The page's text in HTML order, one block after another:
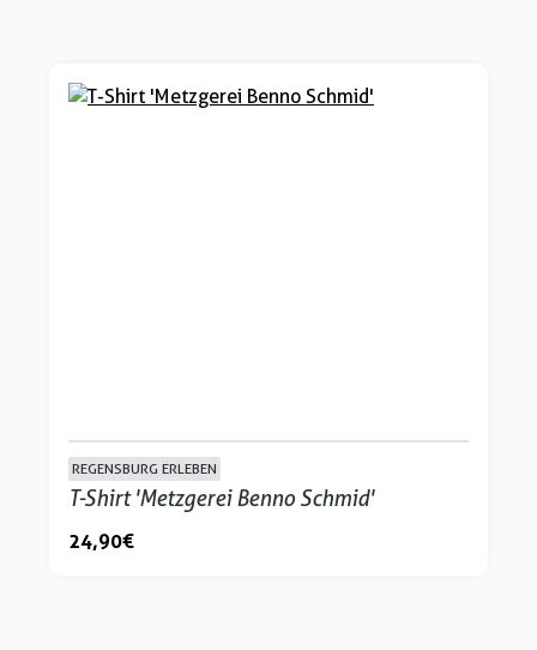
REGENSBURG ERLEBEN
T-Shirt 'Metzgerei Benno Schmid'
24,90 €